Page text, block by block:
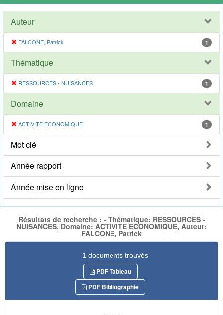
Auteur
FALCONE, Patrick 1
Thématique
RESSOURCES - NUISANCES 1
Domaine
ACTIVITE ECONOMIQUE 1
Mot clé
Année rapport
Année mise en ligne
Résultats de recherche : - Thématique: RESSOURCES -
NUISANCES, Domaine: ACTIVITE ECONOMIQUE, Auteur:
FALCONE, Patrick
1 documents trouvés
PDF Tableau
PDF Bibliographie